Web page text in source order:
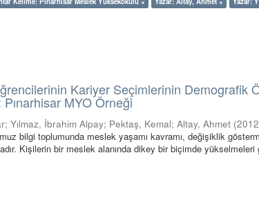
Kariyer Seçimlerinin Demografik
MYO Örneği
;Yılmaz, İbrahim Alpay; Pektaş, Kemal;Altay, Ahmet (
bilgi toplumunda meslek yaşamı kavramı, değişiklik
Kişilerin bir meslek alanında dikey bir biçimde